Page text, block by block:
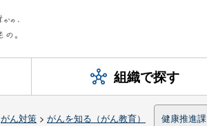
組織で探す
がん対策 > がんを知る（がん教育） 健康推進課